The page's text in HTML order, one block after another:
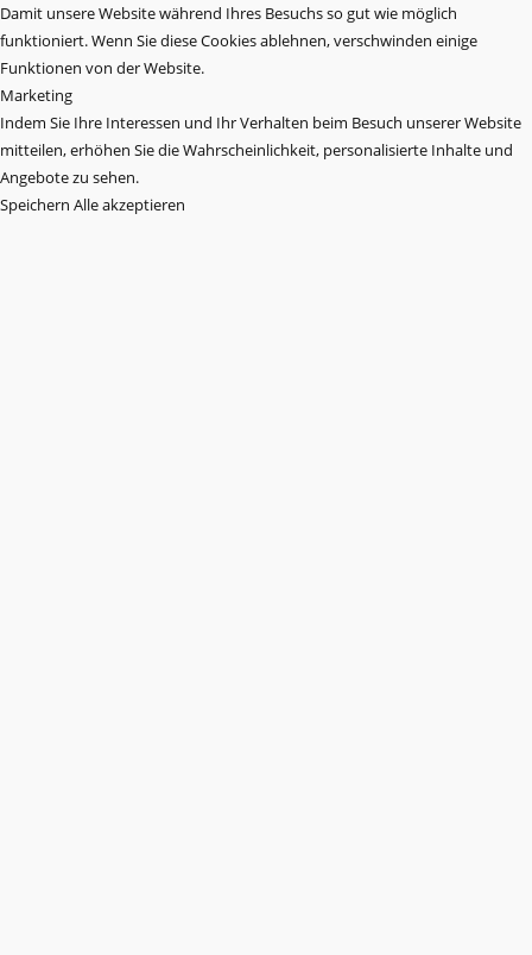
Damit unsere Website während Ihres Besuchs so gut wie möglich
funktioniert. Wenn Sie diese Cookies ablehnen, verschwinden einige
Funktionen von der Website.
Marketing
Indem Sie Ihre Interessen und Ihr Verhalten beim Besuch unserer Website
mitteilen, erhöhen Sie die Wahrscheinlichkeit, personalisierte Inhalte und
Angebote zu sehen.
Speichern Alle akzeptieren